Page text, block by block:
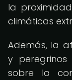
la
climáticas
Además, la
y peregrinos
sobre la